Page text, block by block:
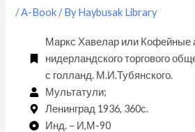
/A-Book/ ByHaybusak Library
Маркс Хавелар или Кофейные
нидерландского торгового
с голланд. М.И.Тубянского.
Мультатули;
Ленинград 1936, 360с.
Инд. – И,М-90